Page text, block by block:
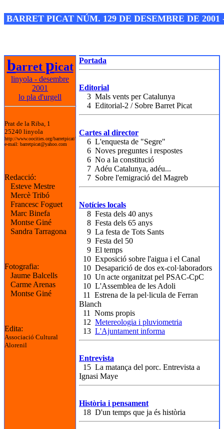
BARRET PICAT NÚM. 129 DE DESEMBRE DE 2001
barret picat
linyola - desembre
2001
lo pla d'urgell
Prat de la Riba, 1
25240 linyola
http://www.oocities.org/barretpicat/
e-mail: barretpicat@yahoo.com
Redacció:
Esteve Mestre
Mercè Tribó
Francesc Foguet
Marc Binefa
Montse Giné
Sandra Tarragona
Fotografia:
Jaume Balcells
Carme Arenas
Montse Giné
Edita:
Associació Cultural
Alorenil
Portada
Editorial
3 Mals vents per Catalunya
4 Editorial-2 / Sobre Barret Picat
Cartes al director
6 L'enquesta de "Segre"
6 Noves preguntes i respostes
6 No a la constitució
7 Adéu Catalunya, adéu...
7 Sobre l'emigració del Magreb
Notícies locals
8 Festa dels 40 anys
8 Festa dels 65 anys
9 La festa de Tots Sants
9 Festa del 50
9 El temps
10 Exposició sobre l'aigua i el Canal
10 Desaparició de dos ex-col·laboradors
10 Un acte organitzat pel PSAC-CpC
10 L'Assemblea de les Adoli
11 Estrena de la pel·licula de Ferran
Blanch
11 Noms propis
12 Metereologia i pluviometria
13 L'Ajuntament informa
Entrevista
15 La matança del porc. Entrevista a
Ignasi Maye
Història i pensament
18 D'un temps que ja és història